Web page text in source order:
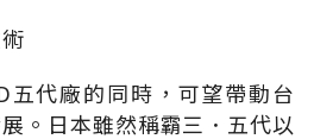
五代廠的同時，可望帶動台
。日本雖然稱霸三．五代以